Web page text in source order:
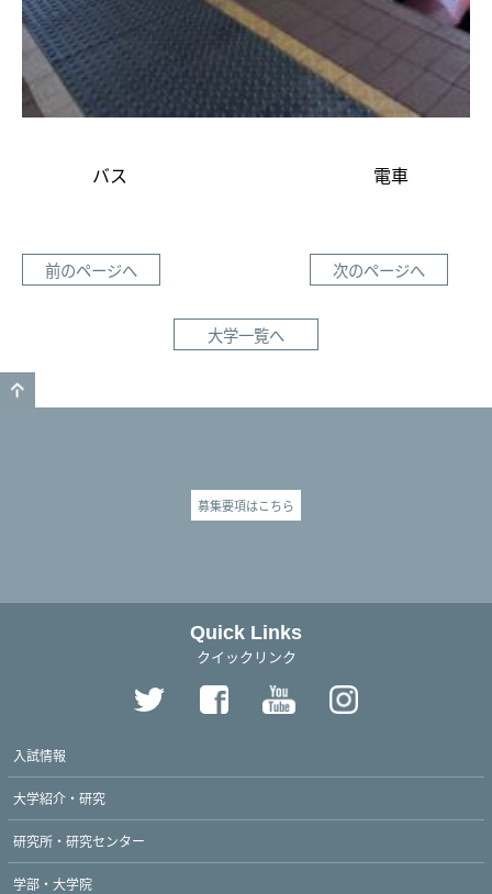
バス 電車
前のページへ 次のページへ
大学一覧へ
募集要項はこちら
Quick Links
クイックリンク
入試情報
大学紹介・研究
研究所・研究センター
学部・大学院